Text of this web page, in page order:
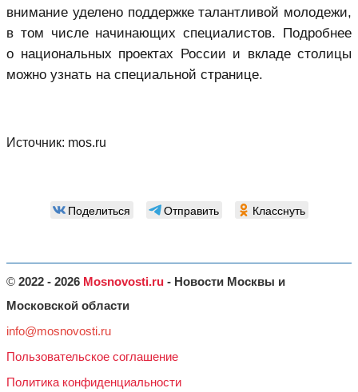
внимание уделено поддержке талантливой молодежи,
в том числе начинающих специалистов. Подробнее
о национальных проектах России и вкладе столицы
можно узнать на специальной странице.
Источник: mos.ru
Поделиться Отправить Класснуть
© 2022 - 2026 Mosnovosti.ru - Новости Москвы и
Московской области
info@mosnovosti.ru
Пользовательское соглашение
Политика конфиденциальности